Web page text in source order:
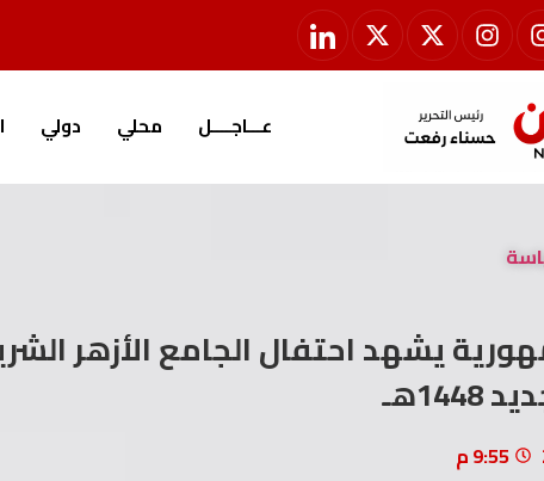
عـــاجــــل محلي دولي
يشهد احتفال الجامع الأزهر
9:55 م